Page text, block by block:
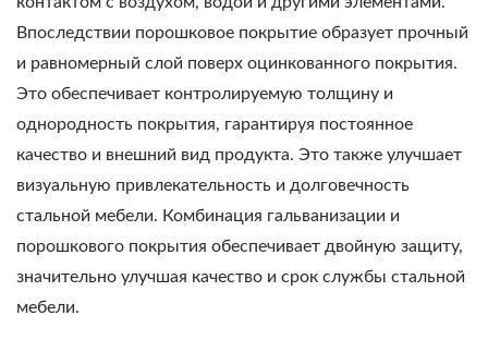
Впоследствии порошковое покрытие образует прочный
и равномерный слой поверх оцинкованного покрытия.
Это обеспечивает контролируемую толщину и
однородность покрытия, гарантируя постоянное
качество и внешний вид продукта. Это также улучшает
визуальную привлекательность и долговечность
стальной мебели. Комбинация гальванизации и
порошкового покрытия обеспечивает двойную защиту,
значительно улучшая качество и срок службы стальной
мебели.